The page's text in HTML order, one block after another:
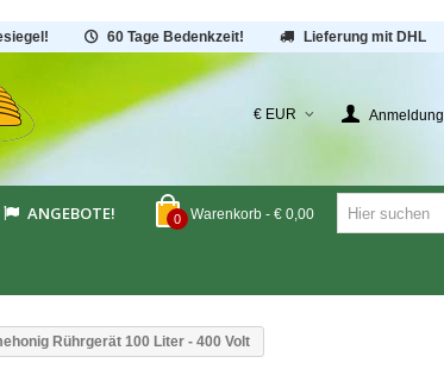
60 Tage Bedenkzeit! Lieferung mit DHL
€ EUR Anmeldung
0 Warenkorb - € 0,00
ANGEBOTE!
Rührgerät 100 Liter - 400 Volt